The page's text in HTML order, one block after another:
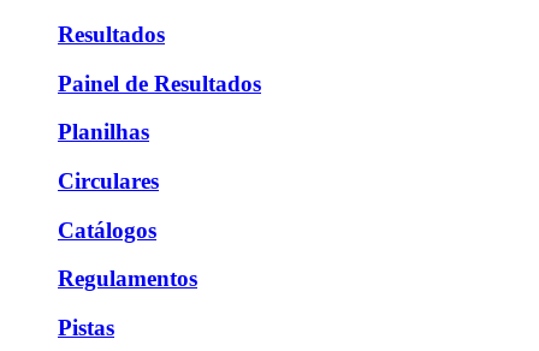
Resultados
Painel de Resultados
Planilhas
Circulares
Catálogos
Regulamentos
Pistas